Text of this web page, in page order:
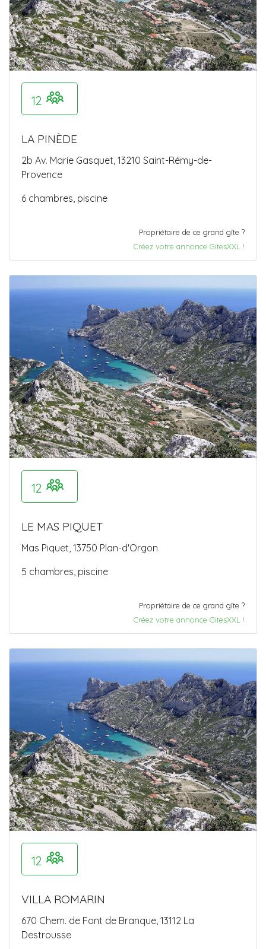
12
LA PINÈDE
2b Av. Marie Gasquet, 13210 Saint-Rémy-de-
Provence
6 chambres, piscine
Propriétaire de ce grand gîte ?
Créez votre annonce GitesXXL !
12
LE MAS PIQUET
Mas Piquet, 13750 Plan-d'Orgon
5 chambres, piscine
Propriétaire de ce grand gîte ?
Créez votre annonce GitesXXL !
12
VILLA ROMARIN
670 Chem. de Font de Branque, 13112 La
Destrousse